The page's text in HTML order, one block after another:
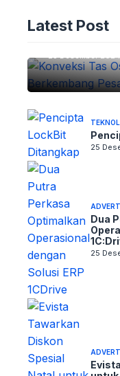
Latest Post
Konveksi
25 Desember 2024
25
Dua
25